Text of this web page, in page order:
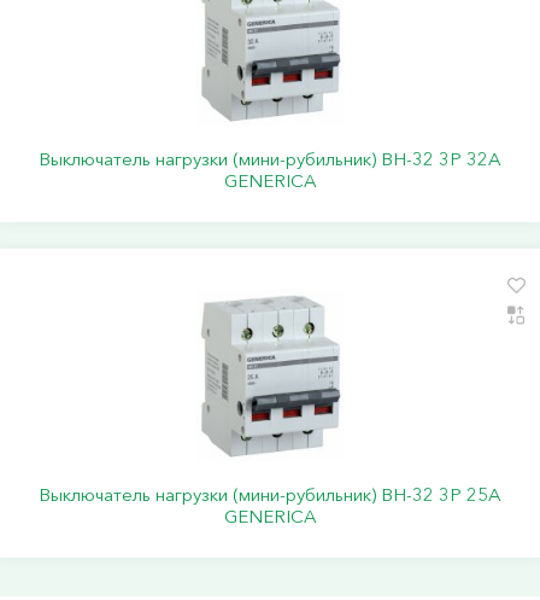
Выключатель нагрузки (мини-рубильник) ВН-32 3Р 32А
GENERICA
Выключатель нагрузки (мини-рубильник) ВН-32 3Р 25А
GENERICA